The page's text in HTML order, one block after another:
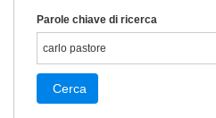
Parole chiave di ricerca
Cerca